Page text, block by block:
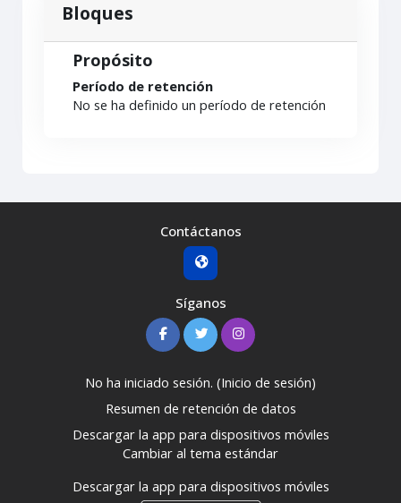
Bloques
Propósito
Período de retención
No se ha definido un período de retención
Contáctanos
Síganos
No ha iniciado sesión. (Inicio de sesión)
Resumen de retención de datos
Descargar la app para dispositivos móviles
Cambiar al tema estándar
Descargar la app para dispositivos móviles